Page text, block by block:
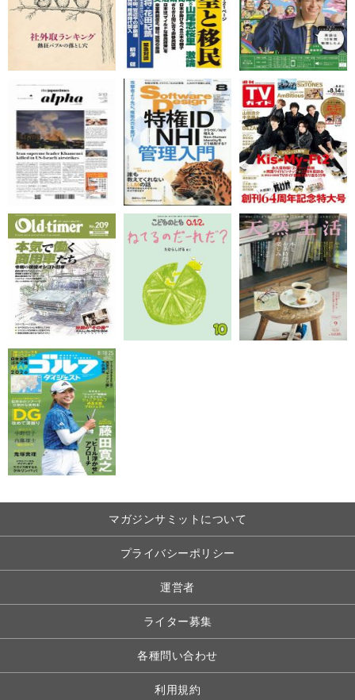
マガジンサミットについて
プライバシーポリシー
運営者
ライター募集
各種問い合わせ
利用規約